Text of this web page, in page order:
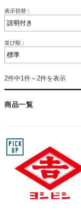
表示切替：
並び順：
2件中1件～2件を表示
商品一覧